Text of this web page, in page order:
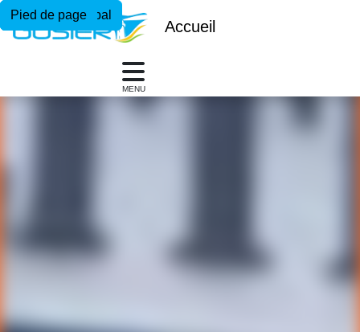
Menu principal
Contenu principal
Pied de page
Accueil
MENU